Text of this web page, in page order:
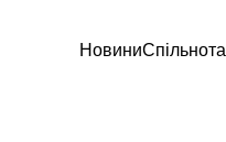
НовиниСпільнота